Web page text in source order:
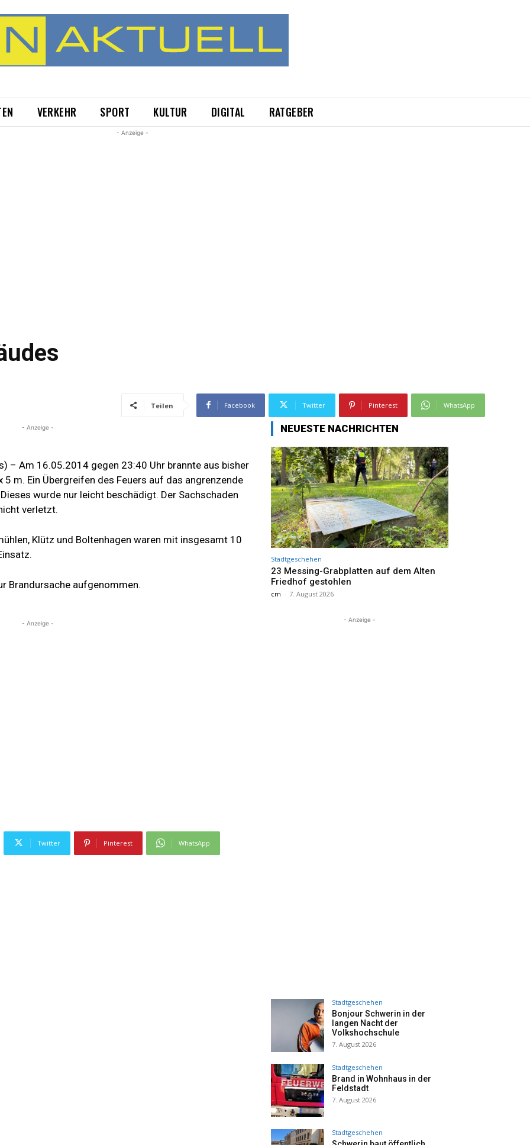
VERKEHR SPORT KULTUR DIGITAL RATGEBER
- Anzeige -
Teilen Facebook Twitter Pinterest WhatsApp
- Anzeige -
– Am 16.05.2014 gegen 23:40 Uhr brannte aus bisher
5 m. Ein Übergreifen des Feuers auf das angrenzende
wurde nur leicht beschädigt. Der Sachschaden
verletzt.
Klütz und Boltenhagen waren mit insgesamt 10
Brandursache aufgenommen.
- Anzeige -
Twitter Pinterest WhatsApp
NEUESTE NACHRICHTEN
Stadtgeschehen
23 Messing-Grabplatten auf dem Alten
Friedhof gestohlen
cm - 7. August 2026
- Anzeige -
Stadtgeschehen
Bonjour Schwerin in der
langen Nacht der
Volkshochschule
7. August 2026
Stadtgeschehen
Brand in Wohnhaus in der
Feldstadt
7. August 2026
Stadtgeschehen